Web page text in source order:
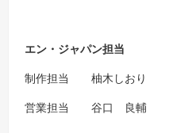
エン・ジャパン担当
制作担当 柚木しおり
営業担当 谷口 良輔